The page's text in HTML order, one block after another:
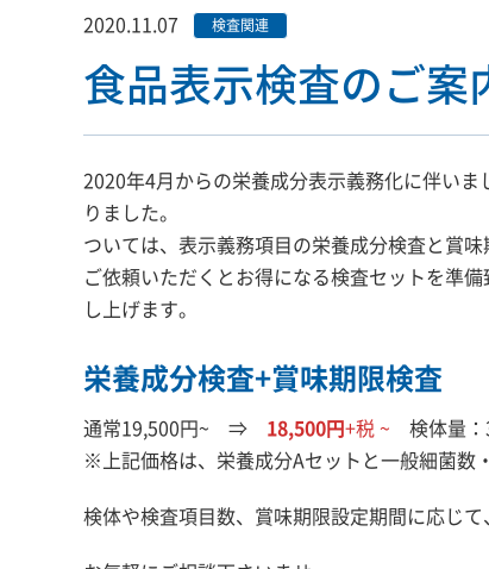
2020.11.07 検査関連
食品表示検査のご案
2020年4月からの栄養成分表示義務化に伴い
りました。
ついては、表示義務項目の栄養成分検査と賞味
ご依頼いただくとお得になる検査セットを準
し上げます。
栄養成分検査+賞味期限検査
通常19,500円~ ⇒ 18,500円+税 ~ 検体量
※上記価格は、栄養成分Aセットと一般細菌数
検体や検査項目数、賞味期限設定期間に応じ